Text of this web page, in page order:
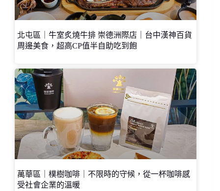
北屯區｜牛室炙燒牛排 崇德洲際店｜台中漢神百貨
周邊美食，超高CP值半自助吃到飽
萬華區｜樸樹咖啡｜不限時的守候，從一杯咖啡感
受社會企業的溫暖